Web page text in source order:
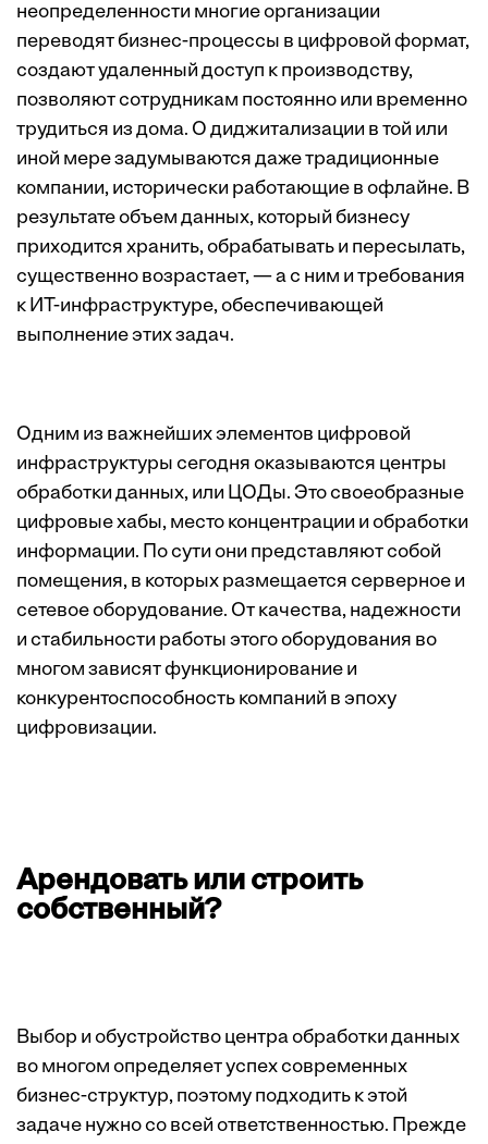
неопределенности многие организации
переводят бизнес-процессы в цифровой формат,
создают удаленный доступ к производству,
позволяют сотрудникам постоянно или временно
трудиться из дома. О диджитализации в той или
иной мере задумываются даже традиционные
компании, исторически работающие в офлайне. В
результате объем данных, который бизнесу
приходится хранить, обрабатывать и пересылать,
существенно возрастает, — а с ним и требования
к ИТ-инфраструктуре, обеспечивающей
выполнение этих задач.
Одним из важнейших элементов цифровой
инфраструктуры сегодня оказываются центры
обработки данных, или ЦОДы. Это своеобразные
цифровые хабы, место концентрации и обработки
информации. По сути они представляют собой
помещения, в которых размещается серверное и
сетевое оборудование. От качества, надежности
и стабильности работы этого оборудования во
многом зависят функционирование и
конкурентоспособность компаний в эпоху
цифровизации.
Арендовать или строить
собственный?
Выбор и обустройство центра обработки данных
во многом определяет успех современных
бизнес-структур, поэтому подходить к этой
задаче нужно со всей ответственностью. Прежде